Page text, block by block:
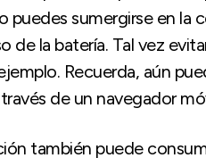
puedes sumergirse en la
de la batería. Tal vez
Recuerda, aún
de un navegador
también puede